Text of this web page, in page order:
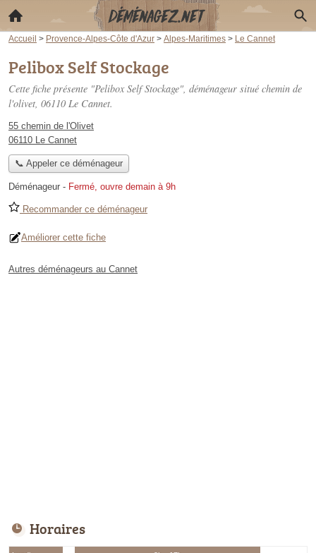
Accueil > Provence-Alpes-Côte d'Azur > Alpes-Maritimes > Le Cannet
Pelibox Self Stockage
Cette fiche présente "Pelibox Self Stockage", déménageur situé chemin de
l'olivet, 06110 Le Cannet.
55 chemin de l'Olivet
06110 Le Cannet
📞 Appeler ce déménageur
Déménageur - Fermé, ouvre demain à 9h
Recommander ce déménageur
Améliorer cette fiche
Autres déménageurs au Cannet
Horaires